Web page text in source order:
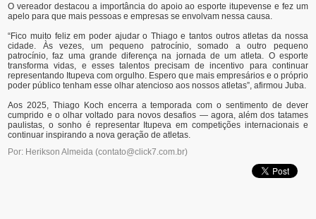
O vereador destacou a importância do apoio ao esporte itupevense e fez um
apelo para que mais pessoas e empresas se envolvam nessa causa.
“Fico muito feliz em poder ajudar o Thiago e tantos outros atletas da nossa
cidade. Às vezes, um pequeno patrocínio, somado a outro pequeno
patrocínio, faz uma grande diferença na jornada de um atleta. O esporte
transforma vidas, e esses talentos precisam de incentivo para continuar
representando Itupeva com orgulho. Espero que mais empresários e o próprio
poder público tenham esse olhar atencioso aos nossos atletas”, afirmou Juba.
Aos 2025, Thiago Koch encerra a temporada com o sentimento de dever
cumprido e o olhar voltado para novos desafios — agora, além dos tatames
paulistas, o sonho é representar Itupeva em competições internacionais e
continuar inspirando a nova geração de atletas.
Por: Herikson Almeida (contato@click7.com.br)